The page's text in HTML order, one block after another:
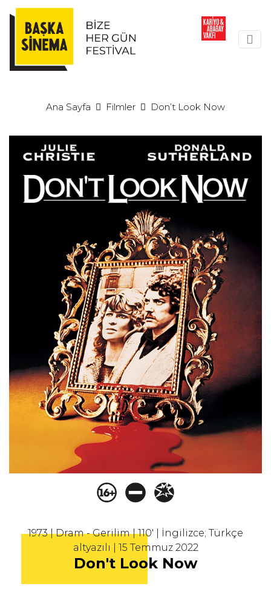
Ana Sayfa Filmler Don’t Look Now
1973 | Dram - Gerilim | 110' | İngilizce; Türkçe
altyazılı | 15 Temmuz 2022
Don't Look Now